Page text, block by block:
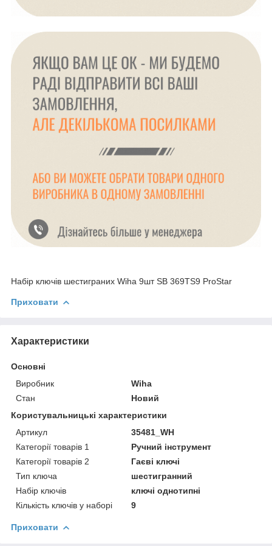
Набір ключів шестиграних Wiha 9шт SB 369TS9 ProStar
Приховати
Характеристики
Основні
Виробник
Wiha
Стан
Новий
Користувальницькі характеристики
Артикул
35481_WH
Категорії товарів 1
Ручний інструмент
Категорії товарів 2
Гаєві ключі
Тип ключа
шестигранний
Набір ключів
ключі однотипні
Кількість ключів у наборі
9
Приховати